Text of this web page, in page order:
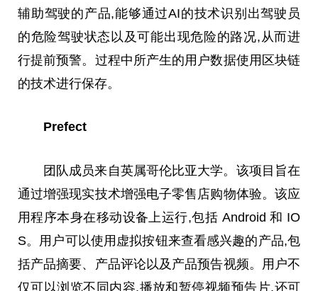
辅助驾驶的产品,能够通过AI的技术识别出驾驶员
的危险驾驶状态以及可能出现危险的路况,从而进
行提前预警。过程中所产生的用户数据使用区块链
的技术进行保存。
Prefect
团队成员来自英属哥伦比亚大学。该项目旨在
通过增强现实技术增强电子零售店购物体验。该应
用程序本身在移动设备上运行,包括 Android 和 IO
S。用户可以使用虚拟按钮来查看感兴趣的产品,包
括产品摘要、产品评论以及产品预告视频。用户不
仅可以浏览不同内容,播放和暂停视频预告片,还可